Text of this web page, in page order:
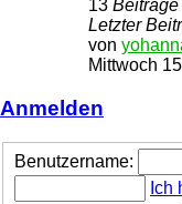
13 Beiträge
Letzter
von
Mittwoch
Anmelden
Benutzername:
Ich